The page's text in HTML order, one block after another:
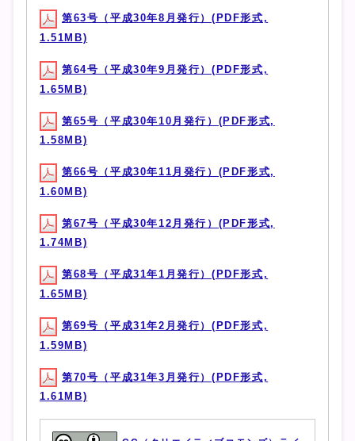
第63号（平成30年8月発行）(PDF形式,
1.51MB)
第64号（平成30年9月発行）(PDF形式,
1.65MB)
第65号（平成30年10月発行）(PDF形式,
1.58MB)
第66号（平成30年11月発行）(PDF形式,
1.60MB)
第67号（平成30年12月発行）(PDF形式,
1.74MB)
第68号（平成31年1月発行）(PDF形式,
1.65MB)
第69号（平成31年2月発行）(PDF形式,
1.59MB)
第70号（平成31年3月発行）(PDF形式,
1.61MB)